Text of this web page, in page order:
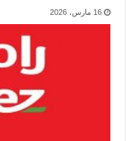
16 مارس، 2026